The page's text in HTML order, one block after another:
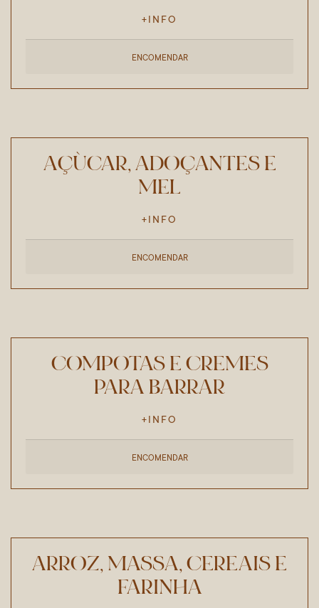
+INFO
ENCOMENDAR
AÇÚCAR, ADOÇANTES E
MEL
+INFO
ENCOMENDAR
COMPOTAS E CREMES
PARA BARRAR
+INFO
ENCOMENDAR
ARROZ, MASSA, CEREAIS E
FARINHA